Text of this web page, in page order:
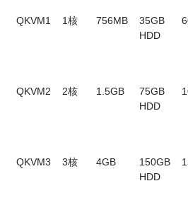
QKVM1 1核 756MB
35GB
HDD
QKVM2 2核 1.5GB
75GB
HDD
QKVM3 3核 4GB
150GB
HDD